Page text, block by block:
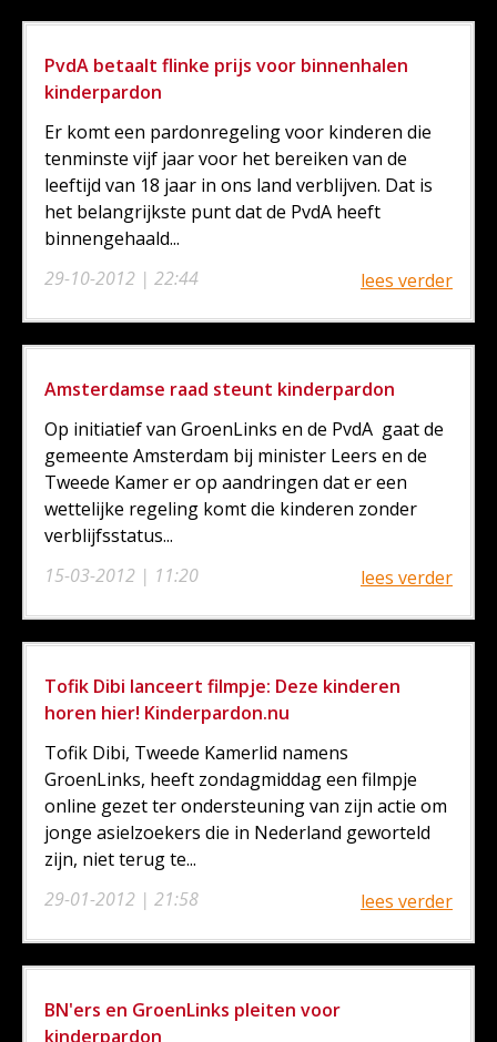
PvdA betaalt flinke prijs voor binnenhalen
kinderpardon
29-10-2012 | 22:44
Er komt een pardonregeling voor kinderen die
tenminste vijf jaar voor het bereiken van de
leeftijd van 18 jaar in ons land verblijven. Dat is
het belangrijkste punt dat de PvdA heeft
binnengehaald...
lees verder
Amsterdamse raad steunt kinderpardon
15-03-2012 | 11:20
Op initiatief van GroenLinks en de PvdA gaat de
gemeente Amsterdam bij minister Leers en de
Tweede Kamer er op aandringen dat er een
wettelijke regeling komt die kinderen zonder
verblijfsstatus...
lees verder
Tofik Dibi lanceert filmpje: Deze kinderen
horen hier! Kinderpardon.nu
29-01-2012 | 21:58
Tofik Dibi, Tweede Kamerlid namens
GroenLinks, heeft zondagmiddag een filmpje
online gezet ter ondersteuning van zijn actie om
jonge asielzoekers die in Nederland geworteld
zijn, niet terug te...
lees verder
BN'ers en GroenLinks pleiten voor
kinderpardon